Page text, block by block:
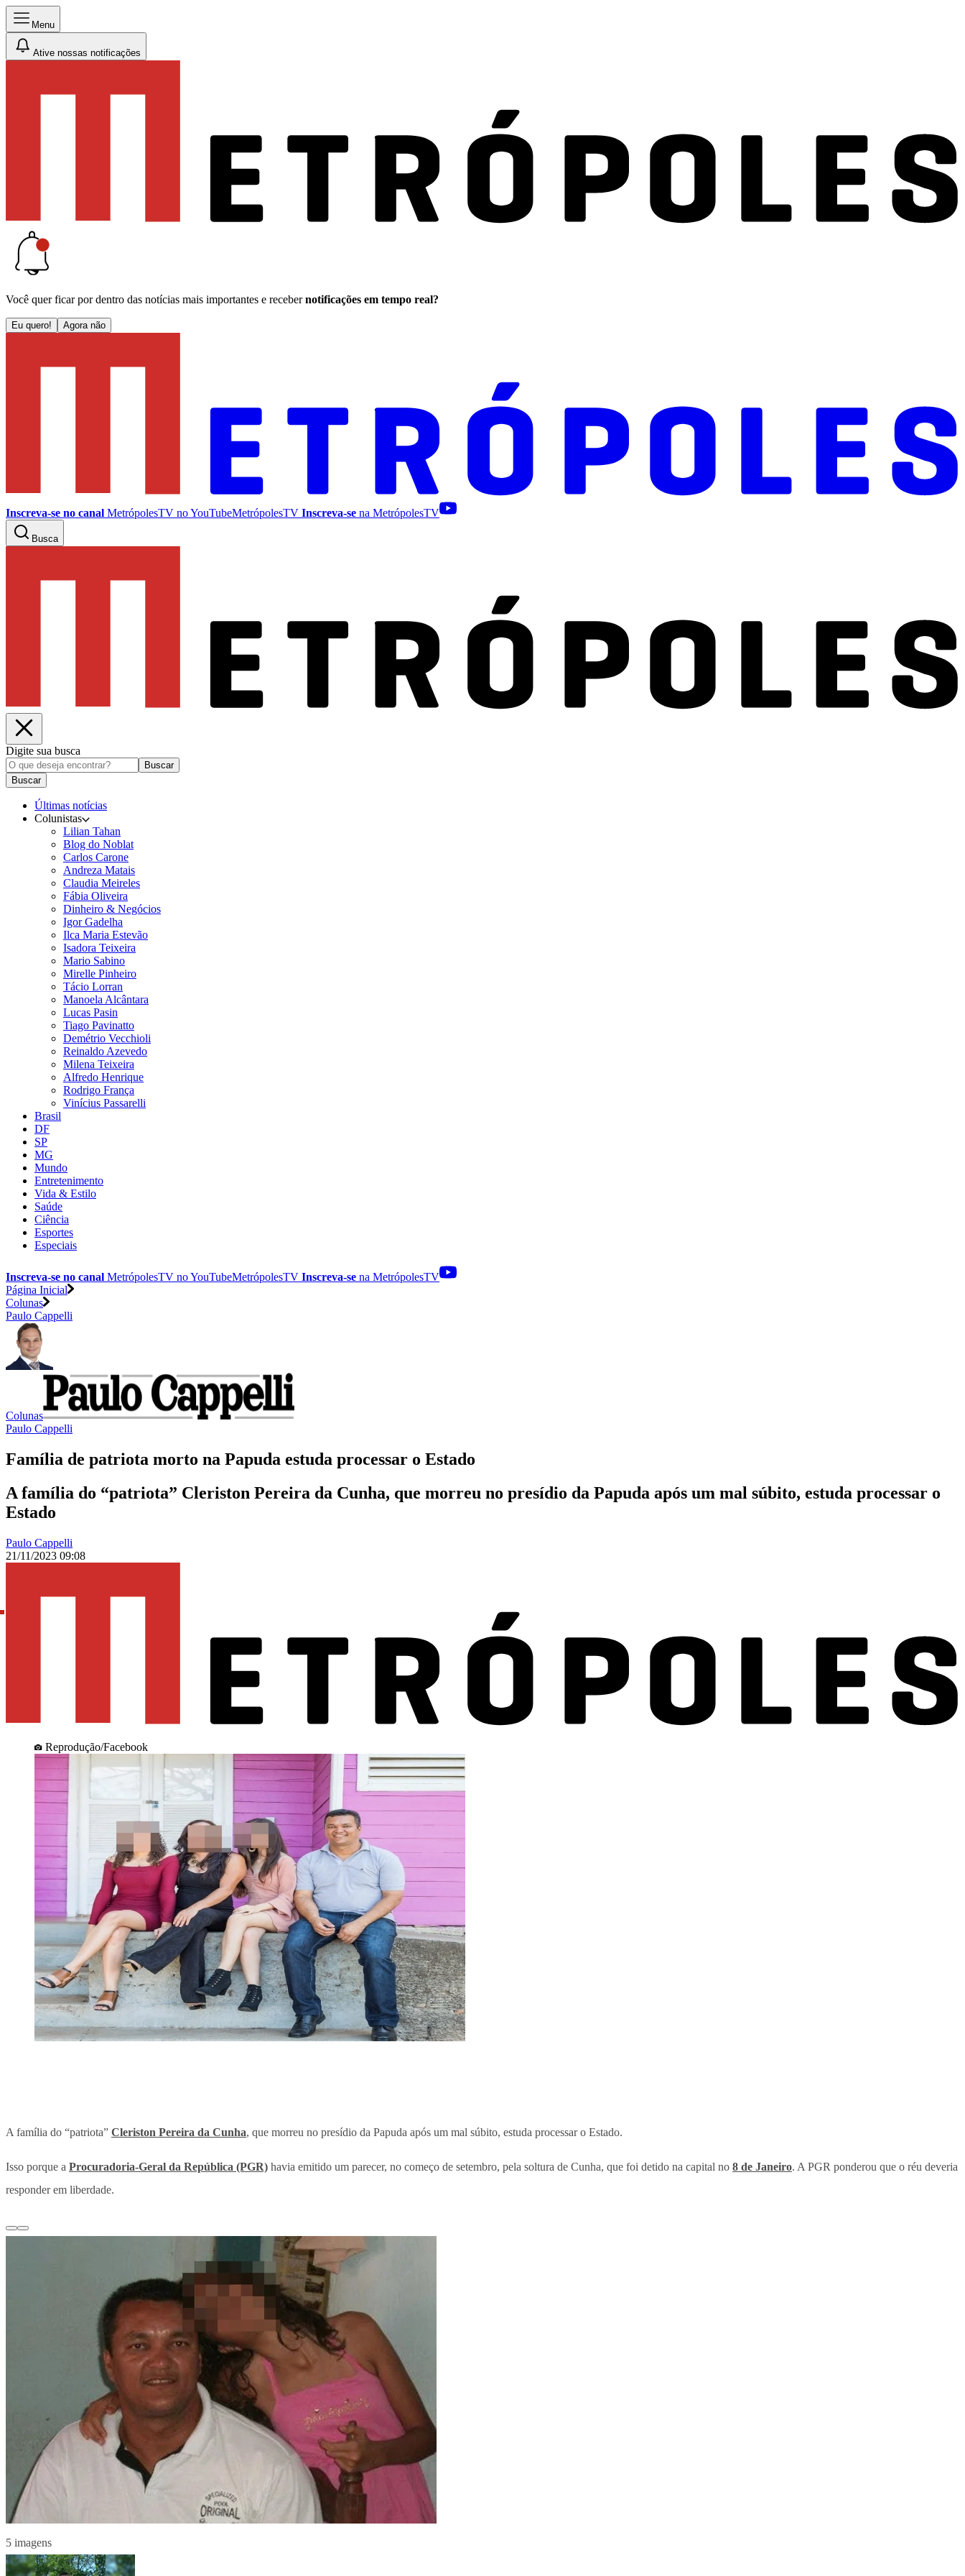
Menu
Ative nossas notificações
Você quer ficar por dentro das notícias mais importantes e receber notificações em tempo real?
Eu quero! Agora não
Inscreva-se no canal MetrópolesTV noYouTubeMetrópolesTV Inscreva-se na MetrópolesTV
Busca
Digite sua busca
Buscar
Buscar
Últimas notícias
Colunistas
Lilian Tahan
Blog do Noblat
Carlos Carone
Andreza Matais
Claudia Meireles
Fábia Oliveira
Dinheiro & Negócios
Igor Gadelha
Ilca Maria Estevão
Isadora Teixeira
Mario Sabino
Mirelle Pinheiro
Tácio Lorran
Manoela Alcântara
Lucas Pasin
Tiago Pavinatto
Demétrio Vecchioli
Reinaldo Azevedo
Milena Teixeira
Alfredo Henrique
Rodrigo França
Vinícius Passarelli
Brasil
DF
SP
MG
Mundo
Entretenimento
Vida & Estilo
Saúde
Ciência
Esportes
Especiais
Inscreva-se no canal MetrópolesTV noYouTubeMetrópolesTV Inscreva-se na MetrópolesTV
Página Inicial
Colunas
Paulo Cappelli
Colunas
Paulo Cappelli
Família de patriota morto na Papuda estuda processar o Estado
A família do “patriota” Cleriston Pereira da Cunha, que morreu no presídio da Papuda após um mal súbito, estuda processar o
Estado
Paulo Cappelli
21/11/2023 09:08
Reprodução/Facebook
A família do “patriota” Cleriston Pereira da Cunha, que morreu no presídio da Papuda após um mal súbito, estuda processar o Estado.
Isso porque a Procuradoria-Geral da República (PGR) havia emitido um parecer, no começo de setembro, pela soltura de Cunha, que foi detido na capital no 8 de Janeiro. A PGR ponderou que o réu deveria
responder em liberdade.
5 imagens